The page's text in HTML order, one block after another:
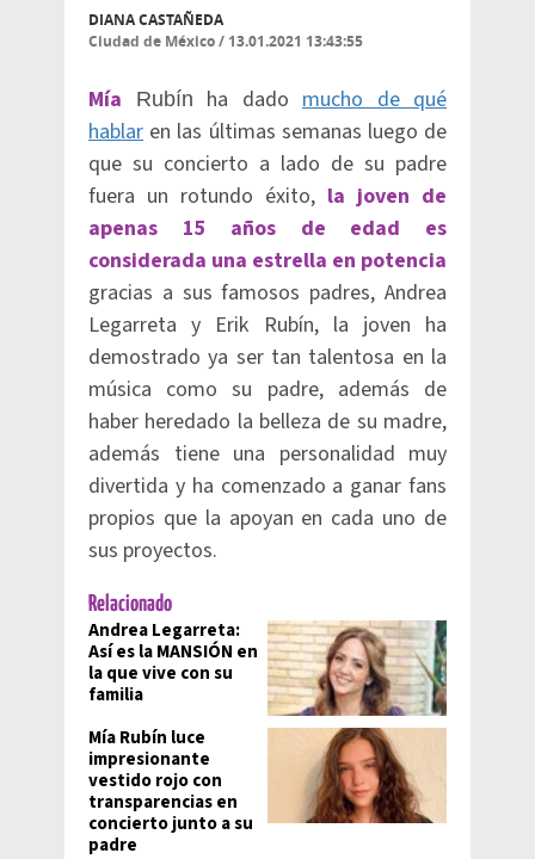
DIANA CASTAÑEDA
Ciudad de México/ 13.01.2021 13:43:55
Mía Rubín ha dado mucho de qué
hablar en las últimas semanas luego de
que su concierto a lado de su padre
fuera un rotundo éxito, la joven de
apenas 15 años de edad es
considerada una estrella en potencia
gracias a sus famosos padres, Andrea
Legarreta y Erik Rubín, la joven ha
demostrado ya ser tan talentosa en la
música como su padre, además de
haber heredado la belleza de su madre,
además tiene una personalidad muy
divertida y ha comenzado a ganar fans
propios que la apoyan en cada uno de
sus proyectos.
Relacionado
Andrea Legarreta:
Así es la MANSIÓN en
la que vive con su
familia
Mía Rubín luce
impresionante
vestido rojo con
transparencias en
concierto junto a su
padre